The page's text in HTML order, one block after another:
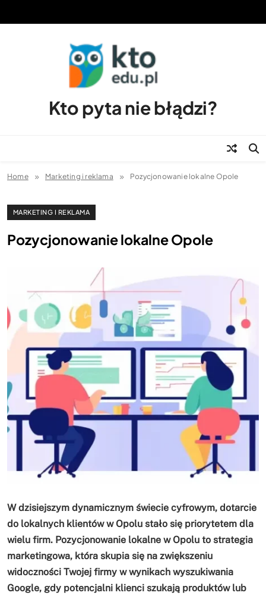
Kto pyta nie błądzi?
Home Marketing i reklama Pozycjonowanie lokalne Opole
MARKETING I REKLAMA
Pozycjonowanie lokalne Opole
W dzisiejszym dynamicznym świecie cyfrowym, dotarcie
do lokalnych klientów w Opolu stało się priorytetem dla
wielu firm. Pozycjonowanie lokalne w Opolu to strategia
marketingowa, która skupia się na zwiększeniu
widoczności Twojej firmy w wynikach wyszukiwania
Google, gdy potencjalni klienci szukają produktów lub